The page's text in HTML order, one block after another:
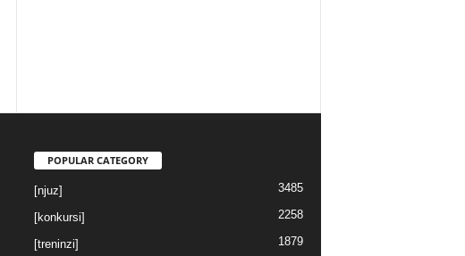
POPULAR CATEGORY
[njuz] 3485
[konkursi] 2258
[treninzi] 1879